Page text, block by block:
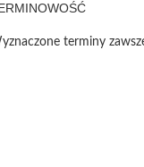
terminy